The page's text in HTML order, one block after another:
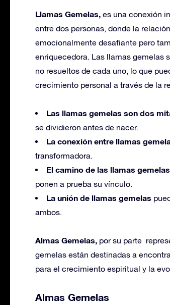
Llamas Gemelas, es una conexión
entre dos personas, donde la
emocionalmente desafiante pero
enriquecedora. Las llamas gemelas
no resueltos de cada uno, lo que
crecimiento personal a través de la
Las llamas gemelas son dos
se dividieron antes de nacer.
La conexión entre llamas
transformadora.
El camino de las llamas
ponen a prueba su vínculo.
La unión de llamas gemelas
ambos.
Almas Gemelas, por su parte
gemelas están destinadas a
para el crecimiento espiritual y la
Almas Gemelas